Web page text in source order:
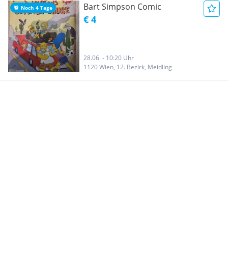
Noch 4 Tage Bart Simpson Comic
€ 4
28.06. - 10:20 Uhr
1120 Wien, 12. Bezirk, Meidling